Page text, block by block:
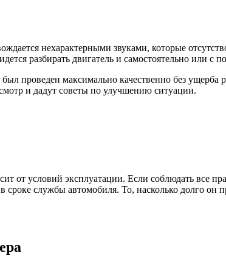
нехарактерными звуками, которые
разбирать двигатель и самостоятельно или с
проведен максимально качественно без
и дадут советы по улучшению ситуации.
от условий эксплуатации. Если соблюдать все
сроке службы автомобиля. То, насколько долго